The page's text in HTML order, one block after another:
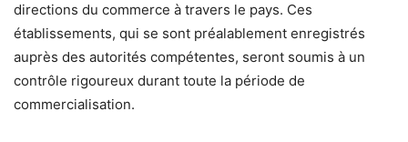
directions du commerce à travers le pays. Ces
établissements, qui se sont préalablement enregistrés
auprès des autorités compétentes, seront soumis à un
contrôle rigoureux durant toute la période de
commercialisation.